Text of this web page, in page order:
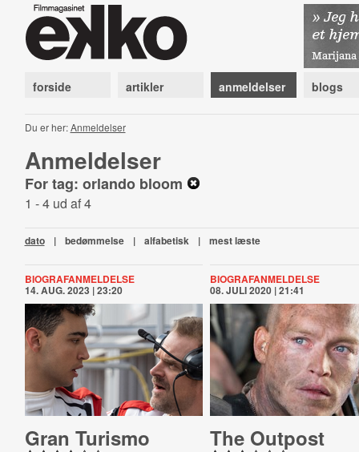
forside artikler anmeldelser blogs
Du er her:Anmeldelser
Anmeldelser
For tag: orlando bloom
1 - 4 ud af 4
dato | bedømmelse | alfabetisk | mest læste
BIOGRAFANMELDELSE
14. AUG. 2023 | 23:20
Gran Turismo
BIOGRAFANMELDELSE
08. JULI 2020 | 21:41
The Outpost